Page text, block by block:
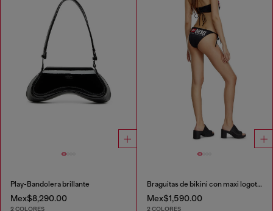
Play-Bandolera brillante
Mex$8,290.00
2 COLORES
Braguitas de bikini con maxi logotipo de nailon reciclado
Mex$1,590.00
2 COLORES